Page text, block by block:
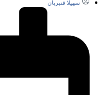
سهیلا قنبریان